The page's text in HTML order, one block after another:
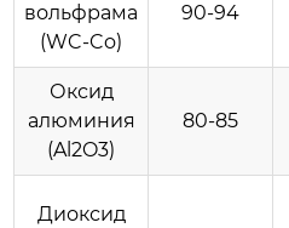
вольфрама
(WC-Co)
90-94
Оксид
алюминия
(Al2O3)
80-85
Диоксид